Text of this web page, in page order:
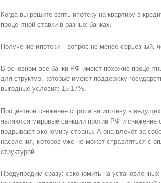
Когда вы решите взять ипотеку на квартиру в
процентной ставки в разных банках.
Получение ипотеки – вопрос не менее серьезный,
В основном все банки РФ имеют похожие
для структур, которые имеют поддержку
выгодные условия: 15-17%.
Процентное снижение спроса на ипотеку в
являются мировые санкции против РФ и снижение
подрывают экономику страны. А она влечёт за
населения, которое уже не может справляться с
структурой.
Предупредим сразу: сэкономить на